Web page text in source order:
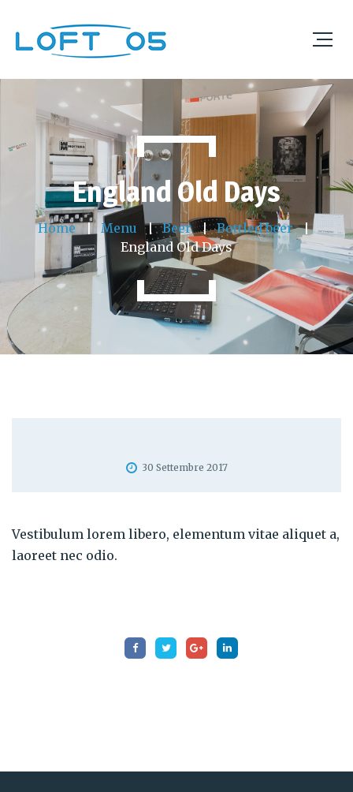
England Old Days
Home Menu Beer
Bottled beer
England Old Days
30 Settembre 2017
Vestibulum lorem libero, elementum vitae aliquet a,
laoreet nec odio.